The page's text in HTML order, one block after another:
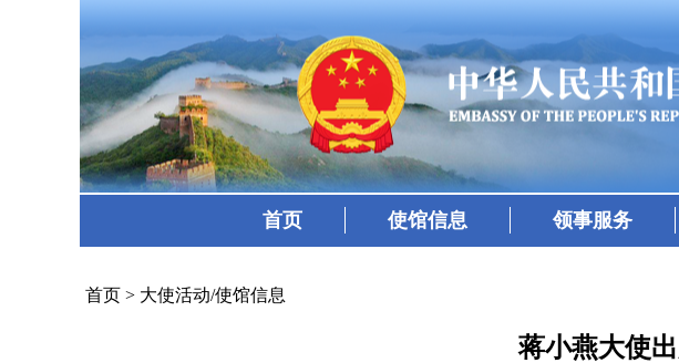
首页 使馆信息 领事服务
首页 > 大使活动/使馆信息
蒋小燕大使